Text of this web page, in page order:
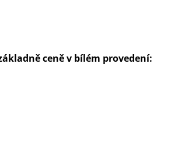
ceně v bílém provedení: